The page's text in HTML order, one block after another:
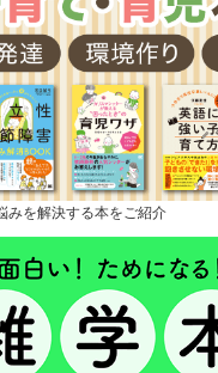
みを解決する本をご紹介